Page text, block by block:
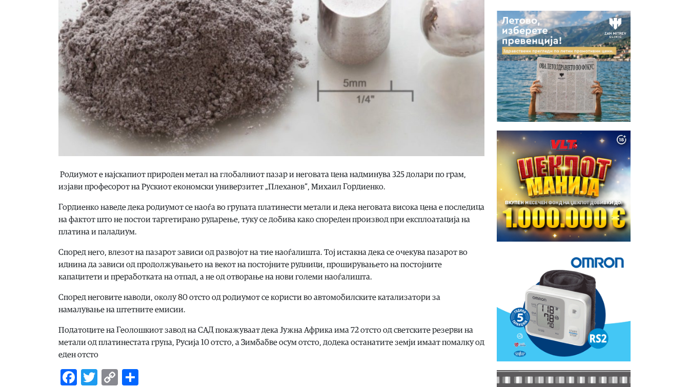
Родиумот е најскапиот природен метал на глобалниот пазар и неговата цена надминува 325 долари по грам,
изјави професорот на Рускиот економски универзитет „Плеханов“, Михаил Гордиенко.
Гордиенко наведе дека родиумот се наоѓа во групата платинести метали и дека неговата висока цена е последица
на фактот што не постои таргетирано рударење, туку се добива како спореден производ при експлоатација на
платина и паладиум.
Според него, влезот на пазарот зависи од развојот на тие наоѓалишта. Тој истакна дека се очекува пазарот во
иднина да зависи од продолжувањето на векот на постојните рудници, проширувањето на постојните
капацитети и преработката на отпад, а не од отворање на нови големи наоѓалишта.
Според неговите наводи, околу 80 отсто од родиумот се користи во автомобилските катализатори за
намалување на штетните емисии.
Податоците на Геолошкиот завод на САД покажуваат дека Јужна Африка има 72 отсто од светските резерви на
метали од платинестата група, Русија 10 отсто, а Зимбабве осум отсто, додека останатите земји имаат помалку од
еден отсто
Facebook
Twitter
Copy